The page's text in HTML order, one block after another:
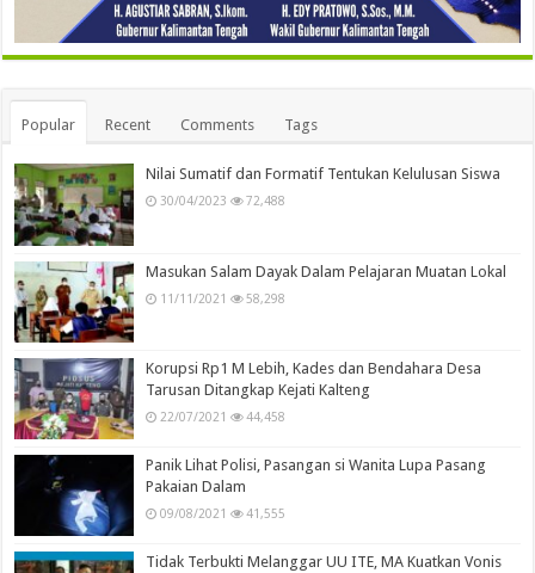
Popular Recent Comments Tags
Nilai Sumatif dan Formatif Tentukan Kelulusan Siswa
30/04/2023 72,488
Masukan Salam Dayak Dalam Pelajaran Muatan Lokal
11/11/2021 58,298
Korupsi Rp1 M Lebih, Kades dan Bendahara Desa
Tarusan Ditangkap Kejati Kalteng
22/07/2021 44,458
Panik Lihat Polisi, Pasangan si Wanita Lupa Pasang
Pakaian Dalam
09/08/2021 41,555
Tidak Terbukti Melanggar UU ITE, MA Kuatkan Vonis